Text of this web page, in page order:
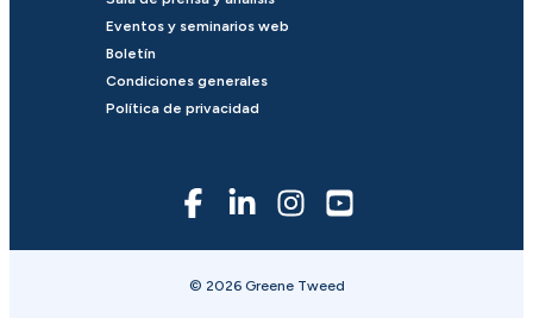
Eventos y seminarios web
Boletín
Condiciones generales
Política de privacidad
© 2026 Greene Tweed